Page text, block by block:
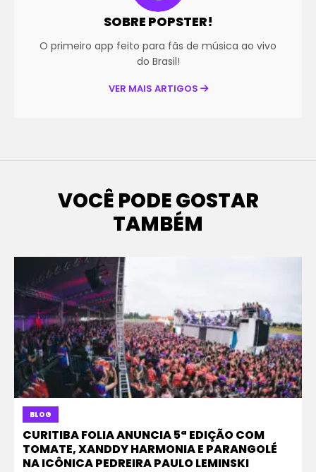
SOBRE POPSTER!
O primeiro app feito para fãs de música ao vivo
do Brasil!
VER MAIS ARTIGOS
VOCÊ PODE GOSTAR
TAMBÉM
BLOG
CURITIBA FOLIA ANUNCIA 5ª EDIÇÃO COM
TOMATE, XANDDY HARMONIA E PARANGOLÉ
NA ICÔNICA PEDREIRA PAULO LEMINSKI